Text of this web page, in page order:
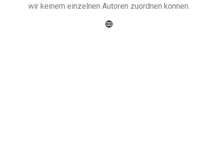
wir keinem einzelnen Autoren zuordnen können.